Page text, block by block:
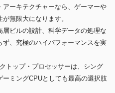
ーキテクチャーなら、ゲーマーや
無限大になります。
ビルの設計、科学データの処理な
、究極のハイパフォーマンスを実
トップ・プロセッサーは、シング
ミングCPUとしても最高の選択肢